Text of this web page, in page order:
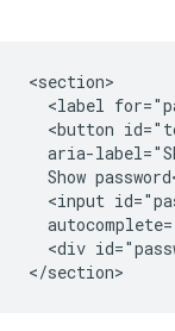
<section>
<label
<button
aria-
Show
<input
<div